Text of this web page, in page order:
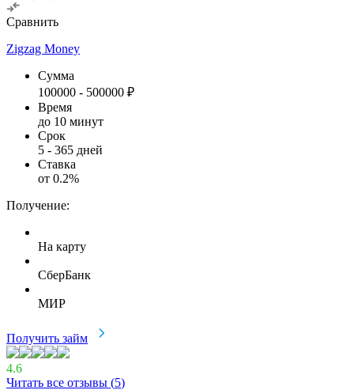
Сравнить
Zigzag Money
Сумма
100000 - 500000 ₽
Время
до 10 минут
Срок
5 - 365 дней
Ставка
от 0.2%
Получение:
На карту
СберБанк
МИР
Получить займ
4.6
Читать все отзывы (5)